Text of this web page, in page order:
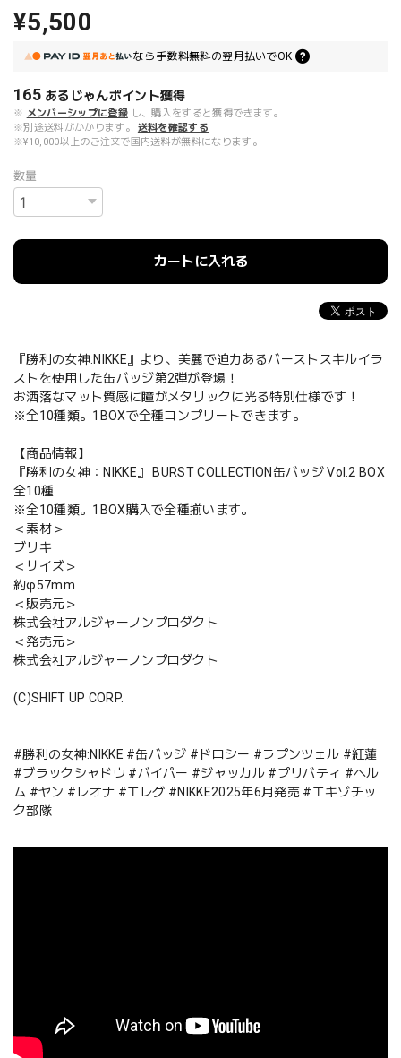
¥5,500
なら 手数料無料の翌月払いでOK
165 あるじゃんポイント獲得
※ メンバーシップに登録 し、購入をすると獲得できます。
※別途送料がかかります。
送料を確認する
※¥10,000以上のご注文で国内送料が無料になります。
数量
カートに入れる
『勝利の女神:NIKKE』より、美麗で迫力あるバーストスキルイラ
ストを使用した缶バッジ第2弾が登場！
お洒落なマット質感に瞳がメタリックに光る特別仕様です！
※全10種類。1BOXで全種コンプリートできます。
【商品情報】
『勝利の女神：NIKKE』 BURST COLLECTION缶バッジ Vol.2 BOX
全10種
※全10種類。1BOX購入で全種揃います。
＜素材＞
ブリキ
＜サイズ＞
約φ57mm
＜販売元＞
株式会社アルジャーノンプロダクト
＜発売元＞
株式会社アルジャーノンプロダクト
(C)SHIFT UP CORP.
#勝利の女神:NIKKE #缶バッジ #ドロシー #ラプンツェル #紅蓮
#ブラックシャドウ #バイパー #ジャッカル #プリバティ #ヘル
ム #ヤン #レオナ #エレグ #NIKKE2025年6月発売 #エキゾチッ
ク部隊